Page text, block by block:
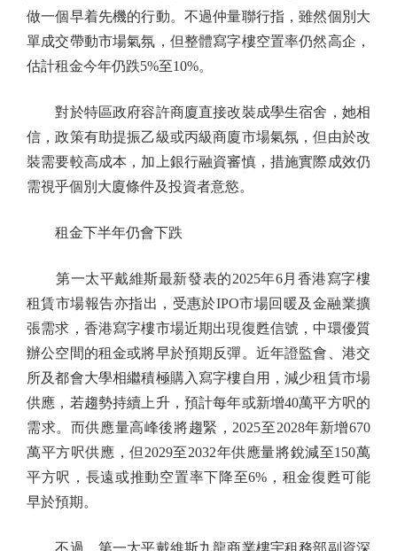
做一個早着先機的行動。不過仲量聯行指，雖然個別大
單成交帶動市場氣氛，但整體寫字樓空置率仍然高企，
估計租金今年仍跌5%至10%。
對於特區政府容許商廈直接改裝成學生宿舍，她相
信，政策有助提振乙級或丙級商廈市場氣氛，但由於改
裝需要較高成本，加上銀行融資審慎，措施實際成效仍
需視乎個別大廈條件及投資者意慾。
租金下半年仍會下跌
第一太平戴維斯最新發表的2025年6月香港寫字樓
租賃市場報告亦指出，受惠於IPO市場回暖及金融業擴
張需求，香港寫字樓市場近期出現復甦信號，中環優質
辦公空間的租金或將早於預期反彈。近年證監會、港交
所及都會大學相繼積極購入寫字樓自用，減少租賃市場
供應，若趨勢持續上升，預計每年或新增40萬平方呎的
需求。而供應量高峰後將趨緊，2025至2028年新增670
萬平方呎供應，但2029至2032年供應量將銳減至150萬
平方呎，長遠或推動空置率下降至6%，租金復甦可能
早於預期。
不過，第一太平戴維斯九龍商業樓宇租務部副資深